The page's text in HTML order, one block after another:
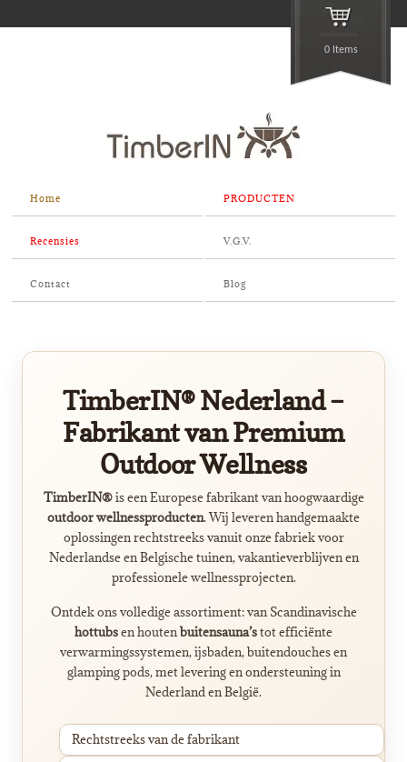
0 Items
Home PRODUCTEN
Recensies V.G.V.
Contact Blog
TimberIN® Nederland –
Fabrikant van Premium
Outdoor Wellness
TimberIN®is een Europese fabrikant van hoogwaardige
outdoor wellnessproducten. Wij leveren handgemaakte
oplossingen rechtstreeks vanuit onze fabriek voor
Nederlandse en Belgische tuinen, vakantieverblijven en
professionele wellnessprojecten.
Ontdek ons volledige assortiment: van Scandinavische
hottubsen houtenbuitensauna’stot efficiënte
verwarmingssystemen, ijsbaden, buitendouches en
glamping pods, met levering en ondersteuning in
Nederland en België.
Rechtstreeks van de fabrikant